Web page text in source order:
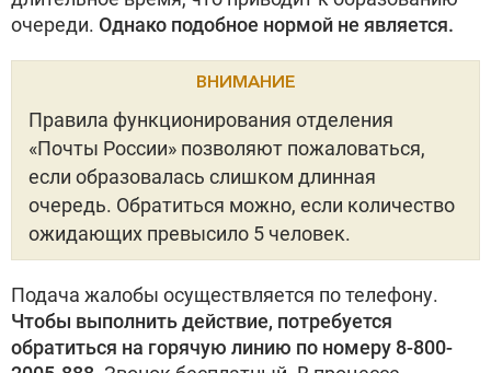
очереди. Однако подобное нормой не является.
ВНИМАНИЕ
Правила функционирования отделения
«Почты России» позволяют пожаловаться,
если образовалась слишком длинная
очередь. Обратиться можно, если количество
ожидающих превысило 5 человек.
Подача жалобы осуществляется по телефону.
Чтобы выполнить действие, потребуется
обратиться на горячую линию по номеру 8-800-